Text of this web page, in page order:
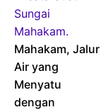
Mahakam, Jalur
Air yang
Menyatu
dengan